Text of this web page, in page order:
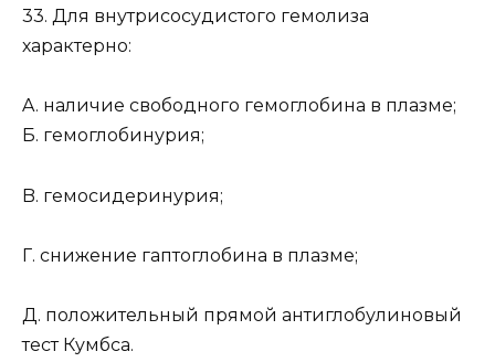
33. Для внутрисосудистого гемолиза
характерно:
A. наличие свободного гемоглобина в плазме;
Б. гемоглобинурия;
B. гемосидеринурия;
Г. снижение гаптоглобина в плазме;
Д. положительный прямой антиглобулиновый
тест Кумбса.